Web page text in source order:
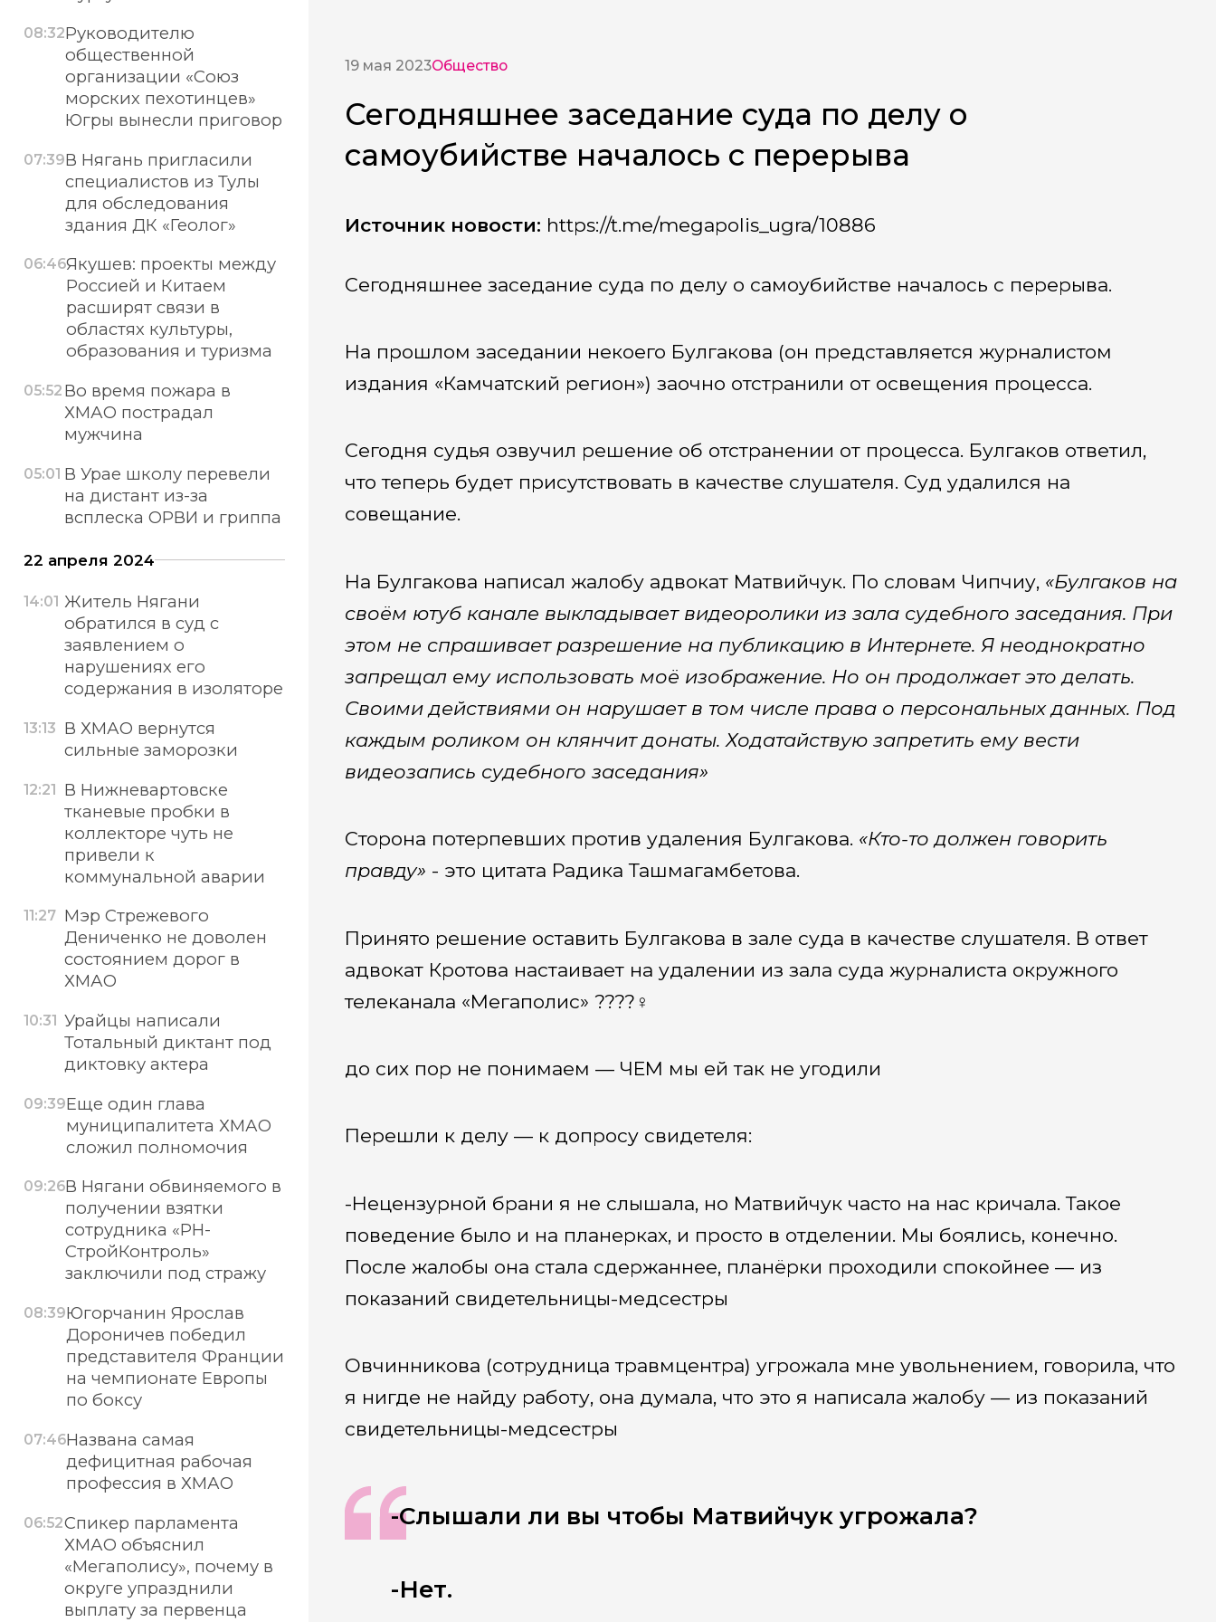
19 мая 2023Общество
Сегодняшнее заседание суда по делу о
самоубийстве началось с перерыва
Источник новости: https://t.me/megapolis_ugra/10886
Сегодняшнее заседание суда по делу о самоубийстве началось с перерыва.
На прошлом заседании некоего Булгакова (он представляется журналистом
издания «Камчатский регион») заочно отстранили от освещения процесса.
Сегодня судья озвучил решение об отстранении от процесса. Булгаков ответил,
что теперь будет присутствовать в качестве слушателя. Суд удалился на
совещание.
На Булгакова написал жалобу адвокат Матвийчук. По словам Чипчиу, «Булгаков на
своём ютуб канале выкладывает видеоролики из зала судебного заседания. При
этом не спрашивает разрешение на публикацию в Интернете. Я неоднократно
запрещал ему использовать моё изображение. Но он продолжает это делать.
Своими действиями он нарушает в том числе права о персональных данных. Под
каждым роликом он клянчит донаты. Ходатайствую запретить ему вести
видеозапись судебного заседания»
Сторона потерпевших против удаления Булгакова. «Кто-то должен говорить
правду» - это цитата Радика Ташмагамбетова.
Принято решение оставить Булгакова в зале суда в качестве слушателя. В ответ
адвокат Кротова настаивает на удалении из зала суда журналиста окружного
телеканала «Мегаполис» ????‍♀️
до сих пор не понимаем — ЧЕМ мы ей так не угодили
Перешли к делу — к допросу свидетеля:
-Нецензурной брани я не слышала, но Матвийчук часто на нас кричала. Такое
поведение было и на планерках, и просто в отделении. Мы боялись, конечно.
После жалобы она стала сдержаннее, планёрки проходили спокойнее — из
показаний свидетельницы-медсестры
Овчинникова (сотрудница травмцентра) угрожала мне увольнением, говорила, что
я нигде не найду работу, она думала, что это я написала жалобу — из показаний
свидетельницы-медсестры
-Слышали ли вы чтобы Матвийчук угрожала?
-Нет.
08:32Руководителю
общественной
организации «Союз
морских пехотинцев»
Югры вынесли приговор
07:39В Нягань пригласили
специалистов из Тулы
для обследования
здания ДК «Геолог»
06:46Якушев: проекты между
Россией и Китаем
расширят связи в
областях культуры,
образования и туризма
05:52 Во время пожара в
ХМАО пострадал
мужчина
05:01 В Урае школу перевели
на дистант из-за
всплеска ОРВИ и гриппа
22 апреля 2024
14:01 Житель Нягани
обратился в суд с
заявлением о
нарушениях его
содержания в изоляторе
13:13 В ХМАО вернутся
сильные заморозки
12:21 В Нижневартовске
тканевые пробки в
коллекторе чуть не
привели к
коммунальной аварии
11:27 Мэр Стрежевого
Дениченко не доволен
состоянием дорог в
ХМАО
10:31 Урайцы написали
Тотальный диктант под
диктовку актера
09:39Еще один глава
муниципалитета ХМАО
сложил полномочия
09:26В Нягани обвиняемого в
получении взятки
сотрудника «РН-
СтройКонтроль»
заключили под стражу
08:39Югорчанин Ярослав
Дороничев победил
представителя Франции
на чемпионате Европы
по боксу
07:46Названа самая
дефицитная рабочая
профессия в ХМАО
06:52Спикер парламента
ХМАО объяснил
«Мегаполису», почему в
округе упразднили
выплату за первенца